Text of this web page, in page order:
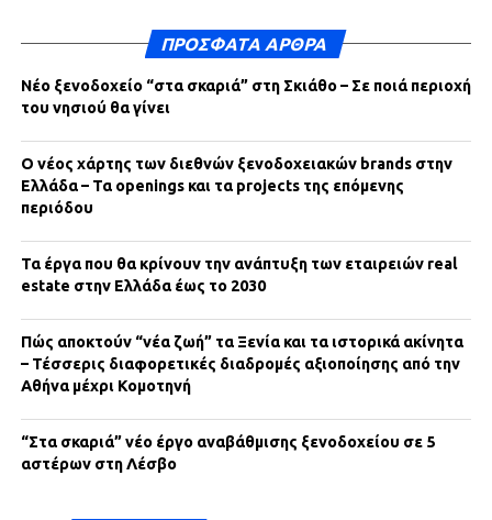
ΠΡΌΣΦΑΤΑ ΆΡΘΡΑ
Νέο ξενοδοχείο “στα σκαριά” στη Σκιάθο – Σε ποιά περιοχή
του νησιού θα γίνει
Ο νέος χάρτης των διεθνών ξενοδοχειακών brands στην
Ελλάδα – Τα openings και τα projects της επόμενης
περιόδου
Τα έργα που θα κρίνουν την ανάπτυξη των εταιρειών real
estate στην Ελλάδα έως το 2030
Πώς αποκτούν “νέα ζωή” τα Ξενία και τα ιστορικά ακίνητα
– Τέσσερις διαφορετικές διαδρομές αξιοποίησης από την
Αθήνα μέχρι Κομοτηνή
“Στα σκαριά” νέο έργο αναβάθμισης ξενοδοχείου σε 5
αστέρων στη Λέσβο